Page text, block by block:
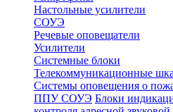
Настольные усилители
СОУЭ
Речевые оповещатели
Усилители
Системные блоки
Телекоммуникационные
Системы оповещения о
ППУ СОУЭ Блоки